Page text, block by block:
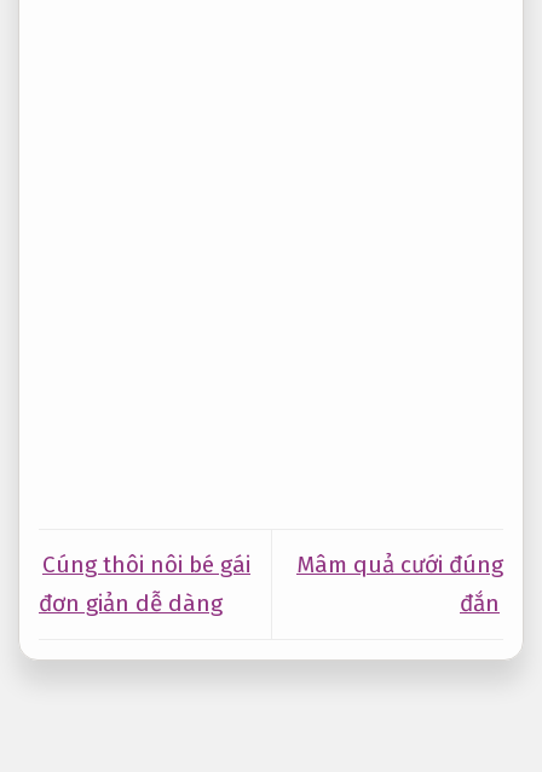
Cúng thôi nôi bé gái
đơn giản dễ dàng
Mâm quả cưới đúng
đắn